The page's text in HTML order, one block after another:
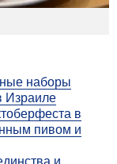
наборы
Израиле
в
пивом и
и